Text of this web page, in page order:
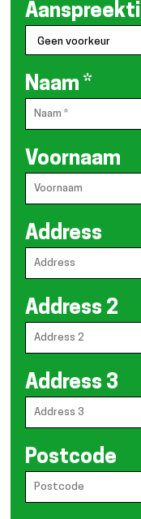
Naam *
Voornaam
Address
Address 2
Address 3
Postcode